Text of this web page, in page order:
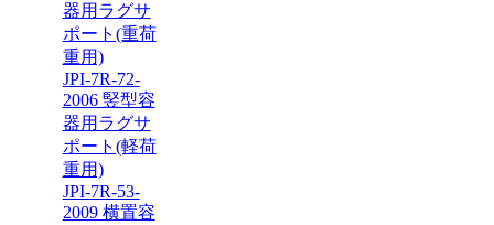
器用ラグサ
ポート(重荷
重用)
JPI-7R-72-
2006 竪型容
器用ラグサ
ポート(軽荷
重用)
JPI-7R-53-
2009 横置容